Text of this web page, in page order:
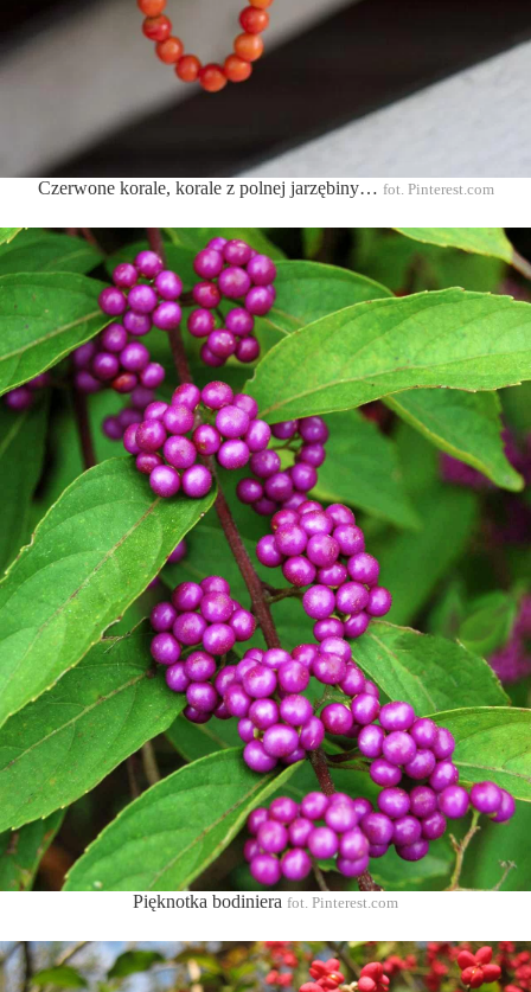
Czerwone korale, korale z polnej jarzębiny… fot. Pinterest.com
Pięknotka bodiniera fot. Pinterest.com